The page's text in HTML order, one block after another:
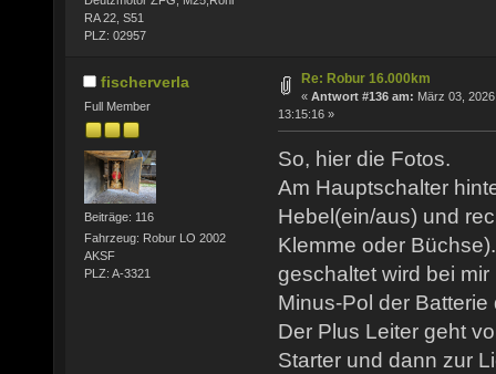
RA 22, S51
PLZ: 02957
fischerverla
Full Member
Beiträge: 116
Fahrzeug: Robur LO 2002
AKSF
PLZ: A-3321
Re: Robur 16.000km
« Antwort #136 am: März 03,
13:15:16 »
So, hier die Fotos.
Am Hauptschalter
Hebel(ein/aus) und
Klemme oder
geschaltet wird bei
Minus-Pol der
Der Plus Leiter geht
Starter und dann zur